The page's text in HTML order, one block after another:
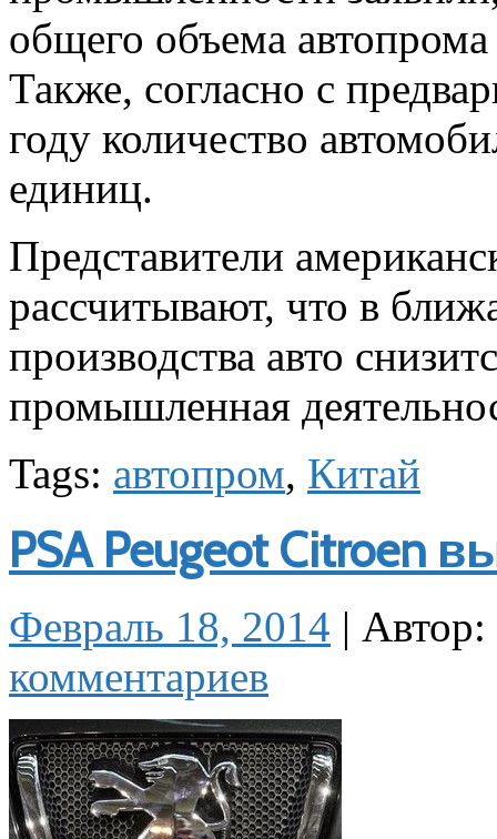
общего объема
Также, согласно с
году количество
единиц.
Представители
рассчитывают, что в
производства авто
промышленная
Tags: автопром, Китай
PSA Peugeot Citroen
Февраль 18, 2014 | Автор:
комментариев